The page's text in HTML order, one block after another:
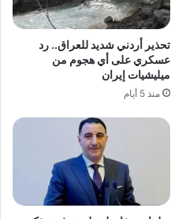
تحذير أردني شديد للعراق.. رد
عسكري على أي هجوم من
ميليشيات إيران
منذ 5 أيام